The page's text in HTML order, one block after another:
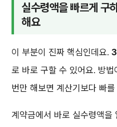
실수령액을 빠르게 구
해요
이 부분이 진짜 핵심인데요.
로 바로 구할 수 있어요. 방
번만 해보면 계산기보다 빠
계약금에서 바로 실수령액